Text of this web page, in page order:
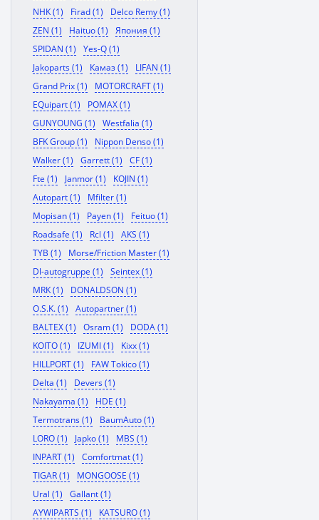
NHK (1)
Firad (1)
Delco Remy (1)
ZEN (1)
Haituo (1)
Япония (1)
SPIDAN (1)
Yes-Q (1)
Jakoparts (1)
Камаз (1)
LIFAN (1)
Grand Prix (1)
MOTORCRAFT (1)
EQuipart (1)
POMAX (1)
GUNYOUNG (1)
Westfalia (1)
BFK Group (1)
Nippon Denso (1)
Walker (1)
Garrett (1)
CF (1)
Fte (1)
Janmor (1)
KOJIN (1)
Autopart (1)
Mfilter (1)
Mopisan (1)
Payen (1)
Feituo (1)
Roadsafe (1)
Rcl (1)
AKS (1)
TYB (1)
Morse/Friction Master (1)
Dl-autogruppe (1)
Seintex (1)
MRK (1)
DONALDSON (1)
O.S.K. (1)
Autopartner (1)
BALTEX (1)
Osram (1)
DODA (1)
KOITO (1)
IZUMI (1)
Kixx (1)
HILLPORT (1)
FAW Tokico (1)
Delta (1)
Devers (1)
Nakayama (1)
HDE (1)
Termotrans (1)
BaumAuto (1)
LORO (1)
Japko (1)
MBS (1)
INPART (1)
Comfortmat (1)
TIGAR (1)
MONGOOSE (1)
Ural (1)
Gallant (1)
AYWIPARTS (1)
KATSURO (1)